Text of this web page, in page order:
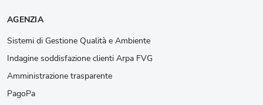
AGENZIA
Sistemi di Gestione Qualità e Ambiente
Indagine soddisfazione clienti Arpa FVG
Amministrazione trasparente
PagoPa